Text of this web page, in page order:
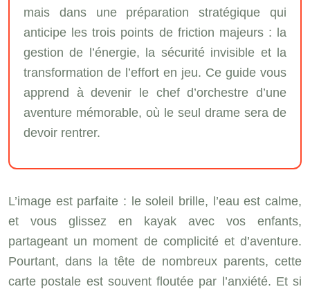
mais dans une préparation stratégique qui
anticipe les trois points de friction majeurs : la
gestion de l’énergie, la sécurité invisible et la
transformation de l’effort en jeu. Ce guide vous
apprend à devenir le chef d’orchestre d’une
aventure mémorable, où le seul drame sera de
devoir rentrer.
L’image est parfaite : le soleil brille, l’eau est calme,
et vous glissez en kayak avec vos enfants,
partageant un moment de complicité et d’aventure.
Pourtant, dans la tête de nombreux parents, cette
carte postale est souvent floutée par l’anxiété. Et si